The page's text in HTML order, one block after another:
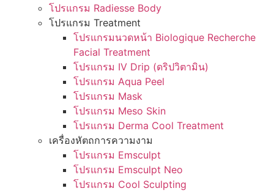
โปรแกรม Radiesse Body
โปรแกรม Treatment
โปรแกรมนวดหน้า Biologique Recherche
Facial Treatment
โปรแกรม IV Drip (ดริปวิตามิน)
โปรแกรม Aqua Peel
โปรแกรม Mask
โปรแกรม Meso Skin
โปรแกรม Derma Cool Treatment
เครื่องหัตถการความงาม
โปรแกรม Emsculpt
โปรแกรม Emsculpt Neo
โปรแกรม Cool Sculpting